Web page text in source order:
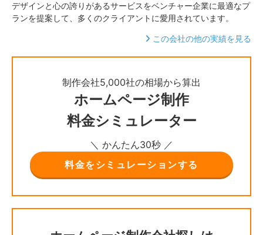
デザインと心の誇りがあるサービスをベンチャー企業に最適なプ
ランを提案して、多くのクライアントに愛用されています。
この会社の他の実績を見る
制作会社5,000社の相場から算出
ホームページ制作
料金シミュレーター
＼ かんたん30秒 ／
料金をシミュレーションする